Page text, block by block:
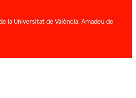
la Universitat de València. Amadeu de